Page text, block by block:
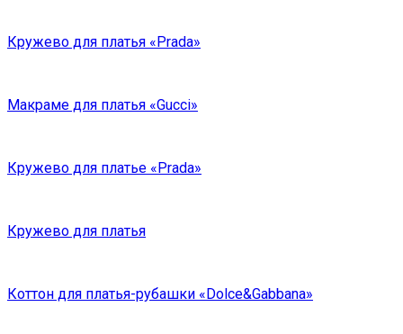
Кружево для платья «Prada»
Макраме для платья «Gucci»
Кружево для платье «Prada»
Кружево для платья
Коттон для платья-рубашки «Dolce&Gabbana»